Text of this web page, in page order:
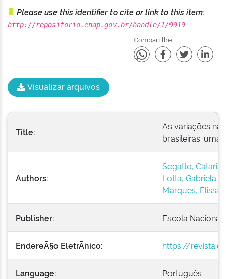
Please use this identifier to cite or link to this item:
http://repositorio.enap.gov.br/handle/1/9919
Compartilhe:
Visualizar arquivos
Title:
As variações na
brasileiras: uma
Authors:
Segatto, Catarina
Lotta, Gabriela
Marques, Elissa
Publisher: Escola Nacional
EndereÃ§o EletrÃ´nico: https://
Language: Português